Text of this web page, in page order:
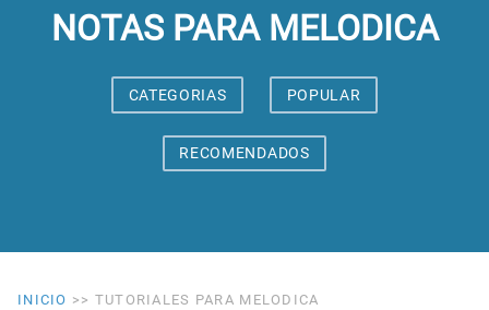
NOTAS PARA MELODICA
CATEGORIAS POPULAR
RECOMENDADOS
INICIO >> TUTORIALES PARA MELODICA